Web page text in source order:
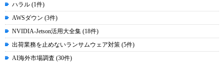
ハラル (1件)
AWSダウン (3件)
NVIDIA-Jetson活用大全集 (18件)
出荷業務を止めないランサムウェア対策 (5件)
AI海外市場調査 (30件)